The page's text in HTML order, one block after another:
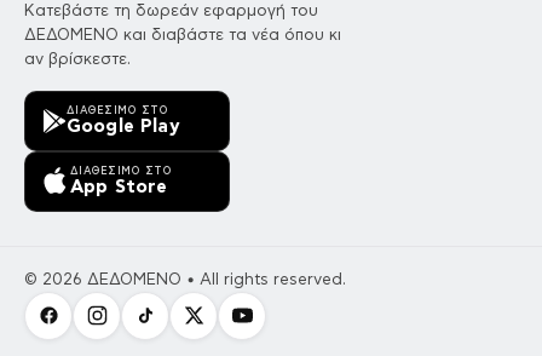
Κατεβάστε τη δωρεάν εφαρμογή του
ΔΕΔΟΜΕΝΟ και διαβάστε τα νέα όπου κι
αν βρίσκεστε.
ΔΙΑΘΈΣΙΜΟ ΣΤΟ
Google Play
ΔΙΑΘΈΣΙΜΟ ΣΤΟ
App Store
© 2026 ΔΕΔΟΜΕΝΟ • All rights reserved.